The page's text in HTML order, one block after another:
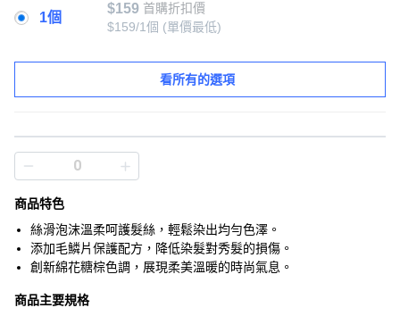
1個
$159 首購折扣價
$159/1個 (單價最低)
看所有的選項
商品特色
絲滑泡沫溫柔呵護髮絲，輕鬆染出均勻色澤。
添加毛鱗片保護配方，降低染髮對秀髮的損傷。
創新綿花糖棕色調，展現柔美溫暖的時尚氣息。
商品主要規格